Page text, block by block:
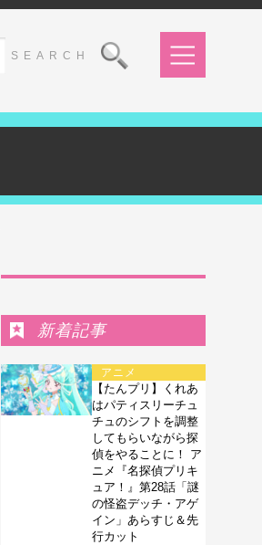
新着記事
アニメ
【たんプリ】くれあ
はパティスリーチュ
チュのシフトを調整
してもらいながら探
偵をやることに！ ア
ニメ『名探偵プリキ
ュア！』第28話「謎
の怪盗デッチ・アゲ
イン」あらすじ＆先
行カット